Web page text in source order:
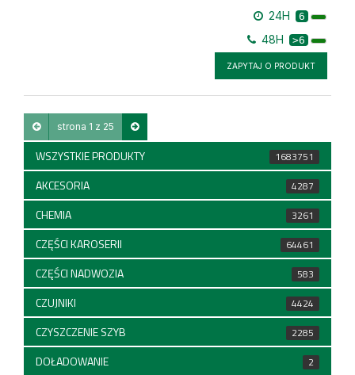
24H 6
48H >6
ZAPYTAJ O PRODUKT
strona 1 z 25
WSZYSTKIE PRODUKTY 1683751
AKCESORIA 4287
CHEMIA 3261
CZĘŚCI KAROSERII 64461
CZĘŚCI NADWOZIA 583
CZUJNIKI 4424
CZYSZCZENIE SZYB 2285
DOŁADOWANIE 2